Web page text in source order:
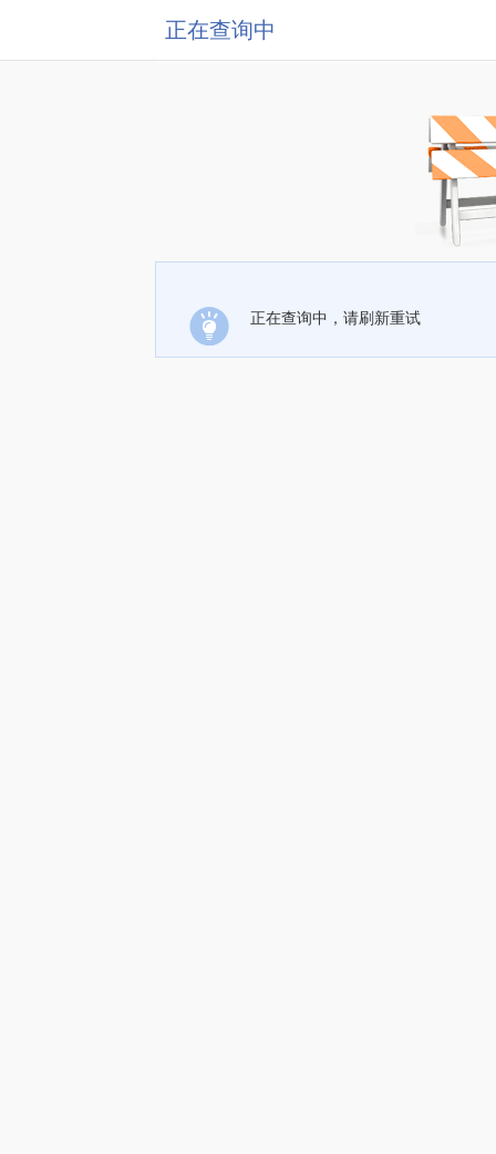
正在查询中
正在查询中，请刷新重试